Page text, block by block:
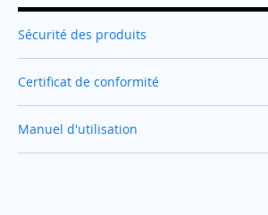
Sécurité des produits
Certificat de conformité
Manuel d'utilisation